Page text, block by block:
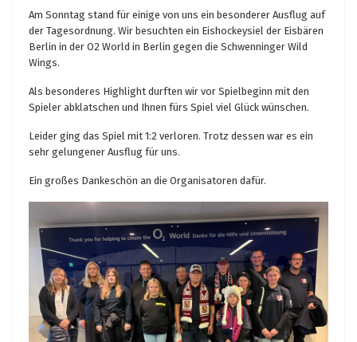
Am Sonntag stand für einige von uns ein besonderer Ausflug auf
der Tagesordnung. Wir besuchten ein Eishockeysiel der Eisbären
Berlin in der O2 World in Berlin gegen die Schwenninger Wild
Wings.
Als besonderes Highlight durften wir vor Spielbeginn mit den
Spieler abklatschen und Ihnen fürs Spiel viel Glück wünschen.
Leider ging das Spiel mit 1:2 verloren. Trotz dessen war es ein
sehr gelungener Ausflug für uns.
Ein großes Dankeschön an die Organisatoren dafür.